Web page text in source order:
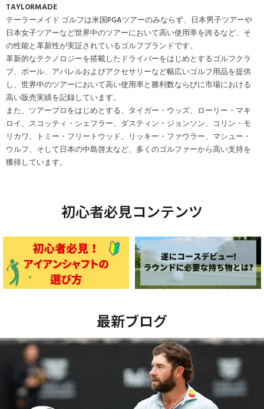
TAYLORMADE
テーラーメイド ゴルフは米国PGAツアーのみならず、日本男子ツアーや
日本女子ツアーなど世界中のツアーにおいて高い使用率を誇るなど、そ
の性能と革新性が実証されているゴルフブランドです。
革新的なテクノロジーを搭載したドライバーをはじめとするゴルフクラ
ブ、ボール、アパレルおよびアクセサリーなど幅広いゴルフ用品を提供
し、世界中のツアーにおいて高い使用率と勝利数ならびに市場における
高い販売実績を記録しています。
また、ツアープロをはじめとする、タイガー・ウッズ、ローリー・マキ
ロイ、スコッティ・シェフラー、ダスティン・ジョンソン、コリン・モ
リカワ、トミー・フリートウッド、リッキー・ファウラー、マシュー・
ウルフ、そして日本の中島啓太など、多くのゴルファーから高い支持を
獲得しています。
初心者必見コンテンツ
最新ブログ